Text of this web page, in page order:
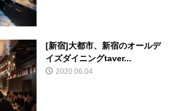
[新宿]大都市、新宿のオールデ
イズダイニングtaver...
2020.06.04